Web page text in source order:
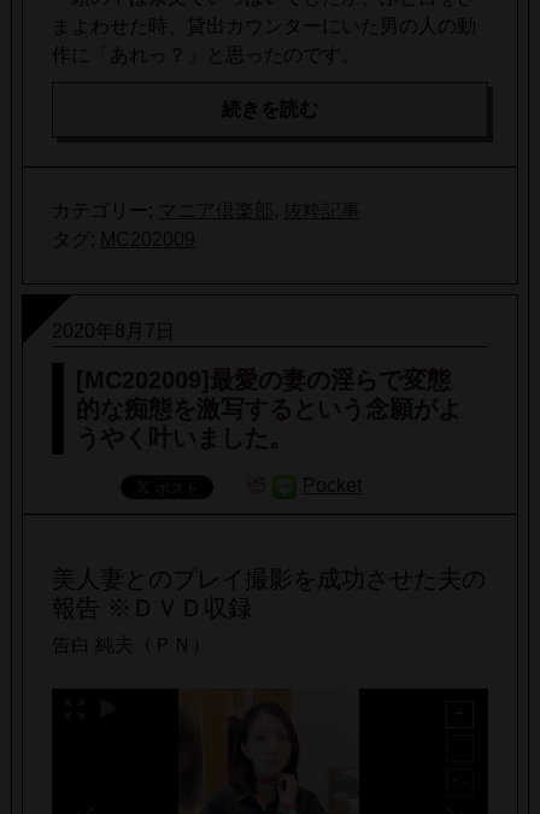
まよわせた時、貸出カウンターにいた男の人の動
作に「あれっ？」と思ったのです。
続きを読む
カテゴリー: マニア倶楽部 ,
抜粋記事
タグ: MC202009
2020年8月7日
[MC202009]最愛の妻の淫らで変態
的な痴態を激写するという念願がよ
うやく叶いました。
Pocket
美人妻とのプレイ撮影を成功させた夫の
報告 ※ＤＶＤ収録
告白 純夫（ＰＮ）